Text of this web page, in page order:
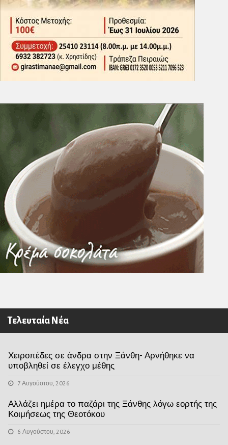
Τελευταία Νέα
Χειροπέδες σε άνδρα στην Ξάνθη- Αρνήθηκε να
υποβληθεί σε έλεγχο μέθης
7 Αυγούστου, 2026
Αλλάζει ημέρα το παζάρι της Ξάνθης λόγω εορτής της
Κοιμήσεως της Θεοτόκου
6 Αυγούστου, 2026